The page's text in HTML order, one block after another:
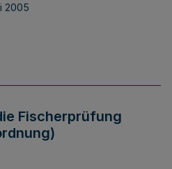
2005
Fischerprüfung